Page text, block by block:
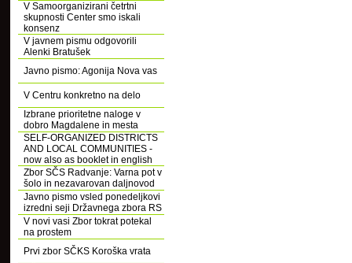
V Samoorganizirani četrtni
skupnosti Center smo iskali
konsenz
V javnem pismu odgovorili
Alenki Bratušek
Javno pismo: Agonija Nova vas
V Centru konkretno na delo
Izbrane prioritetne naloge v
dobro Magdalene in mesta
SELF-ORGANIZED DISTRICTS
AND LOCAL COMMUNITIES -
now also as booklet in english
Zbor SČS Radvanje: Varna pot v
šolo in nezavarovan daljnovod
Javno pismo vsled ponedeljkovi
izredni seji Državnega zbora RS
V novi vasi Zbor tokrat potekal
na prostem
Prvi zbor SČKS Koroška vrata